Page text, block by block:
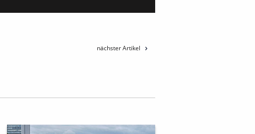
nächster Artikel